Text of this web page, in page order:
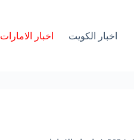
اخبار الكويت اخبار الامارات